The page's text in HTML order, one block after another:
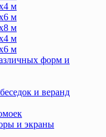
м
м
м
м
м
форм и
и веранд
и экраны